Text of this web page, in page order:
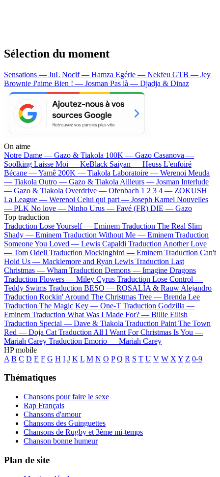
Sélection du moment
Sensations — JuL Nocif — Hamza Egérie — Nekfeu GTB — Jey
Brownie J'aime Bien ! — Josman Pas là — Djadja & Dinaz
On aime
Notre Dame — Gazo & Tiakola 100K — Gazo Casanova —
Soolking Laisse Moi — KeBlack Saiyan — Heuss L'enfoiré
Bécane —Yamê 200K — Tiakola Laboratoire — Werenoi Meuda
— Tiakola Outro — Gazo & Tiakola Ailleurs — Josman Interlude
— Gazo & Tiakola Overdrive — Ofenbach 1 2 3 4 — ZOKUSH
La League — Werenoi Celui qui part — Joseph Kamel Nouvelles
— PLK No love — Ninho Urus — Favé (FR) DIE — Gazo
Top traduction
Traduction Lose Yourself — Eminem Traduction The Real Slim
Shady — Eminem Traduction Without Me — Eminem Traduction
Someone You Loved — Lewis Capaldi Traduction Another Love
— Tom Odell Traduction Mockingbird — Eminem Traduction Can't
Hold Us — Macklemore and Ryan Lewis Traduction Last
Christmas — Wham Traduction Demons — Imagine Dragons
Traduction Flowers — Miley Cyrus Traduction Lose Control —
Teddy Swims Traduction BESO — ROSALÍA & Rauw Alejandro
Traduction Rockin' Around The Christmas Tree — Brenda Lee
Traduction The Magic Key — One-T Traduction Godzilla —
Eminem Traduction What Was I Made For? — Billie Eilish
Traduction Special — Dave & Tiakola Traduction Paint The Town
Red — Doja Cat Traduction All I Want For Christmas Is You —
Mariah Carey Traduction Emorio — Mariah Carey
HP mobile
A B C D E F G H I J K L M N O P Q R S T U V W X Y Z 0-9
Thématiques
Chansons pour faire le sexe
Rap Français
Chansons d'amour
Chansons des Guinguettes
Chansons de Rugby et 3ème mi-temps
Chanson bonne humeur
Plan de site